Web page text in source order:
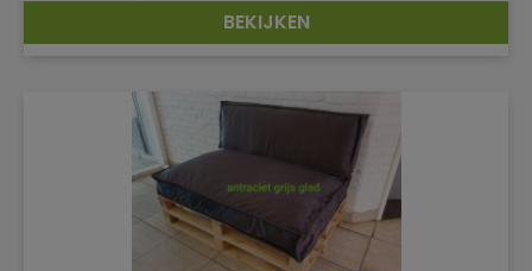
DETAILS
€160,00.
€89,00.
BEKIJKEN